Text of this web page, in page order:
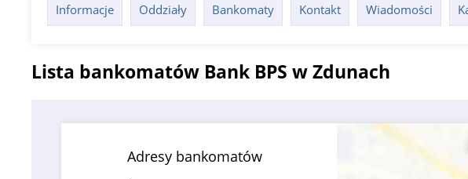
Informacje Oddziały Bankomaty Kontakt Wiadomości
Lista bankomatów Bank BPS w Zdunach
Adresy bankomatów